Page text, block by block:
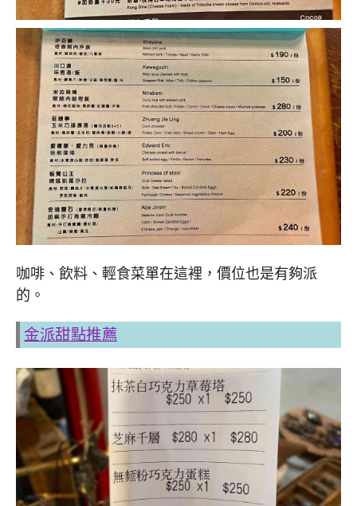
咖啡、飲料、輕食菜單在這裡，價位也是有夠派
的。
金派甜點推薦